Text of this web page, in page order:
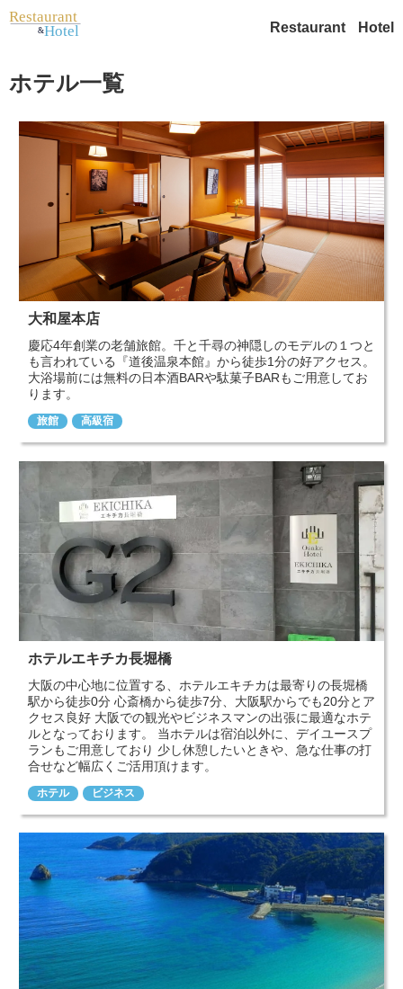
Restaurant Hotel
ホテル一覧
大和屋本店
慶応4年創業の老舗旅館。千と千尋の神隠しのモデルの１つと
も言われている『道後温泉本館』から徒歩1分の好アクセス。
大浴場前には無料の日本酒BARや駄菓子BARもご用意してお
ります。
旅館 高級宿
ホテルエキチカ長堀橋
大阪の中心地に位置する、ホテルエキチカは最寄りの長堀橋
駅から徒歩0分 心斎橋から徒歩7分、大阪駅からでも20分とア
クセス良好 大阪での観光やビジネスマンの出張に最適なホテ
ルとなっております。 当ホテルは宿泊以外に、デイユースプ
ランもご用意しており 少し休憩したいときや、急な仕事の打
合せなど幅広くご活用頂けます。
ホテル ビジネス